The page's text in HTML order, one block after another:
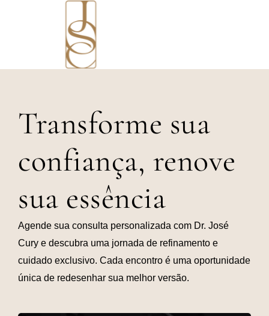
Transforme sua
confiança, renove
sua essência
Agende sua consulta personalizada com Dr. José
Cury e descubra uma jornada de refinamento e
cuidado exclusivo. Cada encontro é uma oportunidade
única de redesenhar sua melhor versão.